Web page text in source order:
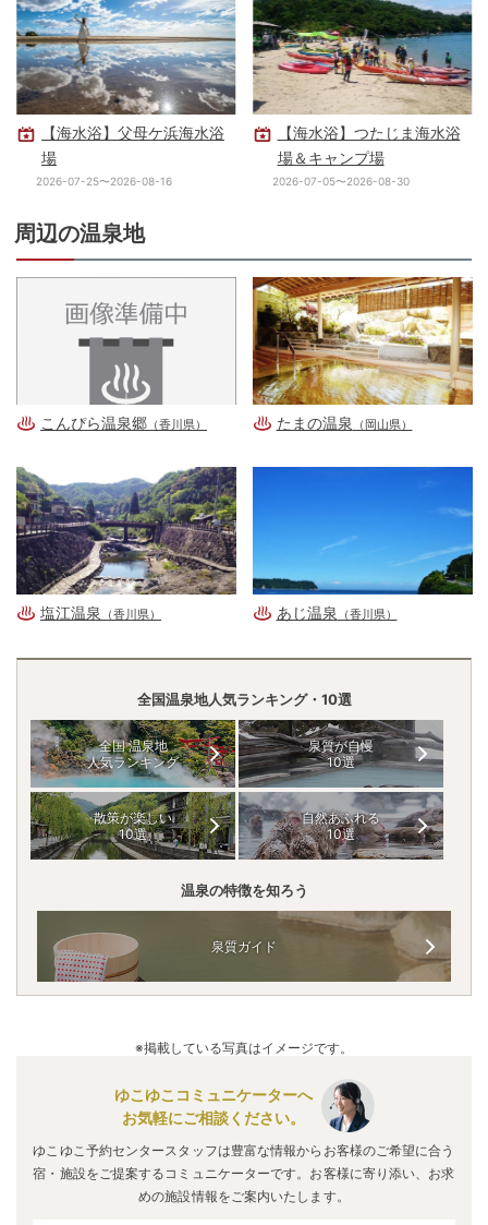
【海水浴】父母ケ浜海水浴
場
2026-07-25〜2026-08-16
【海水浴】つたじま海水浴
場＆キャンプ場
2026-07-05〜2026-08-30
周辺の温泉地
こんぴら温泉郷 （香川県） たまの温泉 （岡山県）
塩江温泉 （香川県） あじ温泉 （香川県）
全国温泉地人気ランキング・10選
全国 温泉地
人気ランキング
泉質が自慢
10選
散策が楽しい
10選
自然あふれる
10選
温泉の特徴を知ろう
泉質ガイド
※掲載している写真はイメージです。
ゆこゆこコミュニケーターへ
お気軽にご相談ください。
ゆこゆこ予約センタースタッフは豊富な情報からお客様のご希望に合う
宿・施設をご提案するコミュニケーターです。お客様に寄り添い、お求
めの施設情報をご案内いたします。